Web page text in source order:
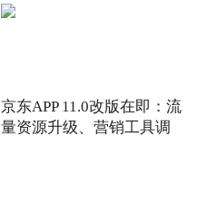
京东APP 11.0改版在即：流
量资源升级、营销工具调